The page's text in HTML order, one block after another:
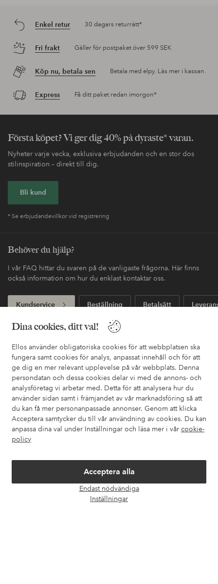
Dina cookies, ditt val!
Ellos använder obligatoriska cookies för att webbplatsen ska
fungera samt cookies för analys, anpassat innehåll och för att
ge dig en mer relevant upplevelse på vår webbplats. Denna
persondatan och dessa cookies delar vi med de annons- och
analysföretag vi arbetar med. Detta för att analysera hur du
använder sidan samt i främjandet av vår marknadsföring så att
du kan få mer personanpassade annonser. Genom att klicka
Acceptera samtycker du till vår användning av cookies. Du kan
anpassa dina val under Inställningar och läsa mer i vår cookie-
policy
Acceptera alla
Endast nödvändiga
Inställningar
Enkel retur 30 dagars returrätt*
Fri frakt Gäller för postpaket över 599 SEK
Köp nu, betala sen Betala med elpy. Läs mer i kassan.
Express Få ditt paket redan imorgon*
Första köpet? Vi ger dig 40% på dyraste* varan.
Nyheter varje vecka, exklusiva erbjudanden och en stor dos
stilinspiration – direkt till dig.
Bli kund
* Se erbjudandevillkor vid registrering
Behöver du hjälp?
I vår FAQ hittar du svaren på de vanligaste frågorna. Här finns
också information om hur du enklast kontaktar oss.
Kundservice Beställning Betalsätt
Mina sidor
Om Ellos
Våra tjänster